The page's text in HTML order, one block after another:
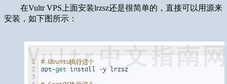
在Vultr VPS上面安装lrzsz还是很简单的，直接可以用源来
安装，如下图所示：